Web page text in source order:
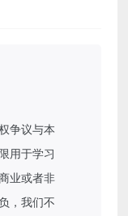
争议与本
用于学习
业或者非
，我们不